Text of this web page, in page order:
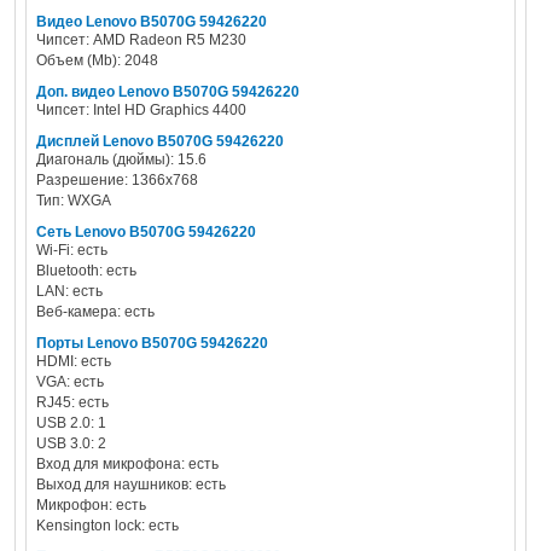
Видео Lenovo B5070G 59426220
Чипсет: AMD Radeon R5 M230
Объем (Mb): 2048
Доп. видео Lenovo B5070G 59426220
Чипсет: Intel HD Graphics 4400
Дисплей Lenovo B5070G 59426220
Диагональ (дюймы): 15.6
Разрешение: 1366x768
Тип: WXGA
Сеть Lenovo B5070G 59426220
Wi-Fi: есть
Bluetooth: есть
LAN: есть
Веб-камера: есть
Порты Lenovo B5070G 59426220
HDMI: есть
VGA: есть
RJ45: есть
USB 2.0: 1
USB 3.0: 2
Вход для микрофона: есть
Выход для наушников: есть
Микрофон: есть
Kensington lock: есть